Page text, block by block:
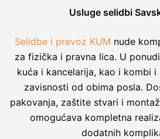
Usluge selidbi
Selidbe i prevoz KUM nude
za fizička i pravna lica. U
kuća i kancelarija, kao i kombi
zavisnosti od obima posla.
pakovanja, zaštite stvari i
omogućava kompletna
dodatnih